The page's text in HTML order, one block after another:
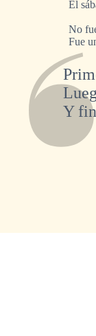
El
No
Fue
Y